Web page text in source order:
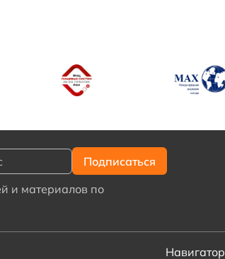
и материалов по
Навигатор